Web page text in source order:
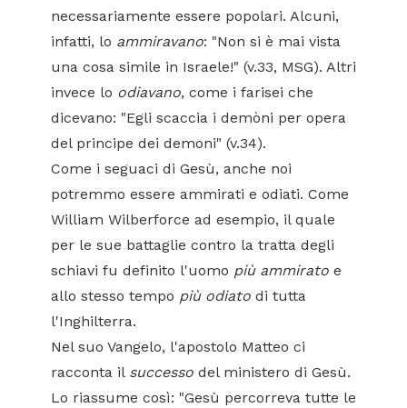
necessariamente essere popolari. Alcuni,
infatti, lo ammiravano: "Non si è mai vista
una cosa simile in Israele!" (v.33, MSG). Altri
invece lo odiavano, come i farisei che
dicevano: "Egli scaccia i demòni per opera
del principe dei demoni" (v.34).
Come i seguaci di Gesù, anche noi
potremmo essere ammirati e odiati. Come
William Wilberforce ad esempio, il quale
per le sue battaglie contro la tratta degli
schiavi fu definito l'uomo più ammirato e
allo stesso tempo più odiato di tutta
l'Inghilterra.
Nel suo Vangelo, l'apostolo Matteo ci
racconta il successo del ministero di Gesù.
Lo riassume così: "Gesù percorreva tutte le